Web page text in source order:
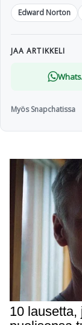
Edward Norton
JAA ARTIKKELI
Myös Snapchatissa